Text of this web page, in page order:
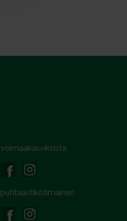
voimaakasviksista
puhtaastikotimainen